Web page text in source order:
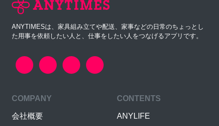
ANYTIMESは、家具組み立てや配送、家事などの日常のちょっとし
た用事を依頼したい人と、仕事をしたい人をつなげるアプリです。
COMPANY
会社概要
CONTENTS
ANYLIFE